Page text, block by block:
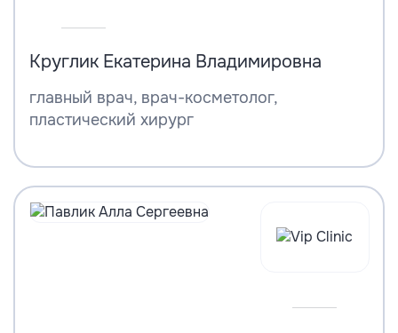
Круглик Екатерина Владимировна
главный врач, врач-косметолог,
пластический хирург